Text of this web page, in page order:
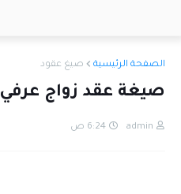
الصفحة الرئيسية صيغ عقود
صيغة عقد زواج عرفي
admin 6:24 ص